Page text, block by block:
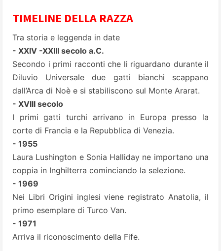
TIMELINE DELLA RAZZA
Tra storia e leggenda in date
- XXIV -XXIII secolo a.C.
Secondo i primi racconti che li riguardano durante il
Diluvio Universale due gatti bianchi scappano
dall’Arca di Noè e si stabiliscono sul Monte Ararat.
- XVIII secolo
I primi gatti turchi arrivano in Europa presso la
corte di Francia e la Repubblica di Venezia.
- 1955
Laura Lushington e Sonia Halliday ne importano una
coppia in Inghilterra cominciando la selezione.
- 1969
Nei Libri Origini inglesi viene registrato Anatolia, il
primo esemplare di Turco Van.
- 1971
Arriva il riconoscimento della Fife.